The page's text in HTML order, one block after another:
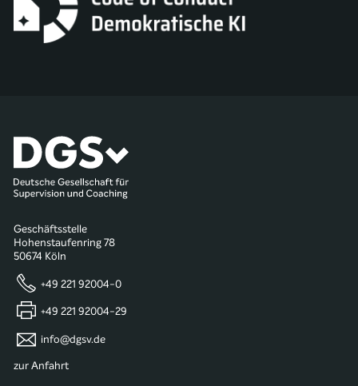
Geschäftsstelle
Hohenstaufenring 78
50674 Köln
+49 221 92004-0
+49 221 92004-29
info@dgsv.de
zur Anfahrt